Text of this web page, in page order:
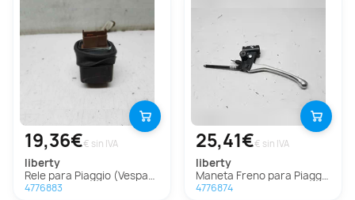
19,36€€ sin IVA
liberty
Rele para Piaggio (Vespa) Liberty
4776883
25,41€€ sin IVA
liberty
Maneta Freno para Piaggio (Vespa) Liberty
4776874